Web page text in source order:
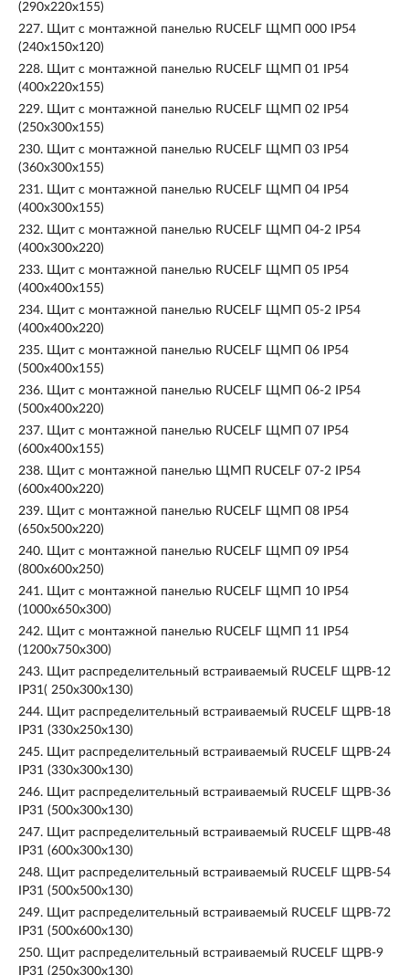
(290х220х155)
227. Щит с монтажной панелью RUCELF ЩМП 000 IP54
(240х150х120)
228. Щит с монтажной панелью RUCELF ЩМП 01 IP54
(400х220х155)
229. Щит с монтажной панелью RUCELF ЩМП 02 IP54
(250х300х155)
230. Щит с монтажной панелью RUCELF ЩМП 03 IP54
(360х300х155)
231. Щит с монтажной панелью RUCELF ЩМП 04 IP54
(400х300х155)
232. Щит с монтажной панелью RUCELF ЩМП 04-2 IP54
(400х300х220)
233. Щит с монтажной панелью RUCELF ЩМП 05 IP54
(400х400х155)
234. Щит с монтажной панелью RUCELF ЩМП 05-2 IP54
(400х400х220)
235. Щит с монтажной панелью RUCELF ЩМП 06 IP54
(500х400х155)
236. Щит с монтажной панелью RUCELF ЩМП 06-2 IP54
(500х400х220)
237. Щит с монтажной панелью RUCELF ЩМП 07 IP54
(600х400х155)
238. Щит с монтажной панелью ЩМП RUCELF 07-2 IP54
(600х400х220)
239. Щит с монтажной панелью RUCELF ЩМП 08 IP54
(650х500х220)
240. Щит с монтажной панелью RUCELF ЩМП 09 IP54
(800х600х250)
241. Щит с монтажной панелью RUCELF ЩМП 10 IP54
(1000х650х300)
242. Щит с монтажной панелью RUCELF ЩМП 11 IP54
(1200х750х300)
243. Щит распределительный встраиваемый RUCELF ЩРВ-12
IP31( 250х300х130)
244. Щит распределительный встраиваемый RUCELF ЩРВ-18
IP31 (330х250х130)
245. Щит распределительный встраиваемый RUCELF ЩРВ-24
IP31 (330х300х130)
246. Щит распределительный встраиваемый RUCELF ЩРВ-36
IP31 (500х300х130)
247. Щит распределительный встраиваемый RUCELF ЩРВ-48
IP31 (600х300х130)
248. Щит распределительный встраиваемый RUCELF ЩРВ-54
IP31 (500х500х130)
249. Щит распределительный встраиваемый RUCELF ЩРВ-72
IP31 (500х600х130)
250. Щит распределительный встраиваемый RUCELF ЩРВ-9
IP31 (250х300х130)